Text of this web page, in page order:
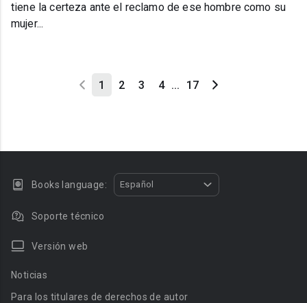
tiene la certeza ante el reclamo de ese hombre como su
mujer...
1 2 3 4 ... 17
Books language: Español
Soporte técnico
Versión web
Noticias
Para los titulares de derechos de autor